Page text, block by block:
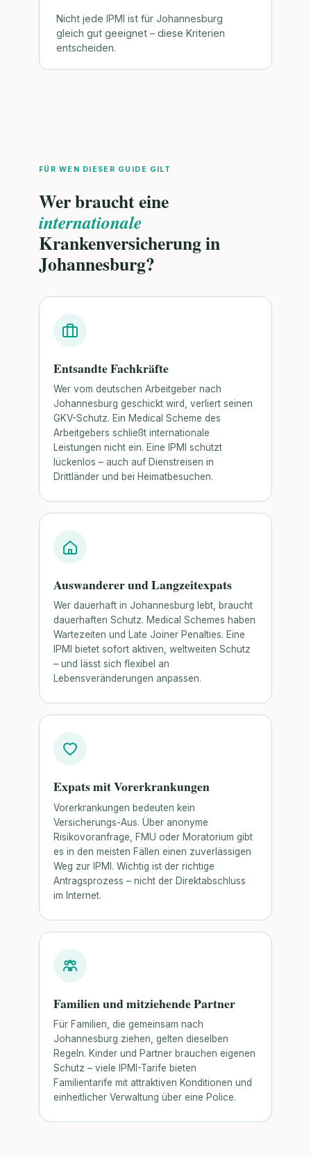
Nicht jede IPMI ist für Johannesburg
gleich gut geeignet – diese Kriterien
entscheiden.
FÜR WEN DIESER GUIDE GILT
Wer braucht eine
internationale
Krankenversicherung in
Johannesburg?
Entsandte Fachkräfte
Wer vom deutschen Arbeitgeber nach
Johannesburg geschickt wird, verliert seinen
GKV-Schutz. Ein Medical Scheme des
Arbeitgebers schließt internationale
Leistungen nicht ein. Eine IPMI schützt
lückenlos – auch auf Dienstreisen in
Drittländer und bei Heimatbesuchen.
Auswanderer und Langzeitexpats
Wer dauerhaft in Johannesburg lebt, braucht
dauerhaften Schutz. Medical Schemes haben
Wartezeiten und Late Joiner Penalties. Eine
IPMI bietet sofort aktiven, weltweiten Schutz
– und lässt sich flexibel an
Lebensveränderungen anpassen.
Expats mit Vorerkrankungen
Vorerkrankungen bedeuten kein
Versicherungs-Aus. Über anonyme
Risikovoranfrage, FMU oder Moratorium gibt
es in den meisten Fällen einen zuverlässigen
Weg zur IPMI. Wichtig ist der richtige
Antragsprozess – nicht der Direktabschluss
im Internet.
Familien und mitziehende Partner
Für Familien, die gemeinsam nach
Johannesburg ziehen, gelten dieselben
Regeln. Kinder und Partner brauchen eigenen
Schutz – viele IPMI-Tarife bieten
Familientarife mit attraktiven Konditionen und
einheitlicher Verwaltung über eine Police.